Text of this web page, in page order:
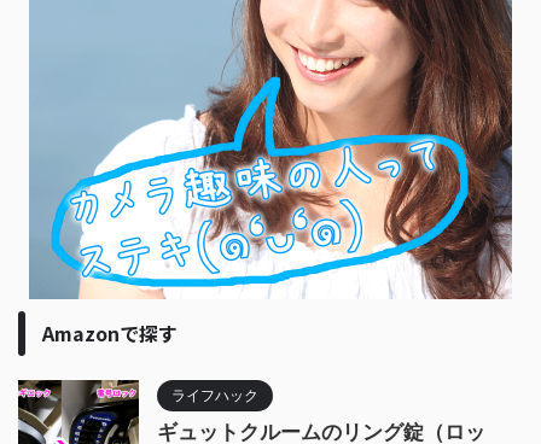
Amazonで探す
ライフハック
ギュットクルームのリング錠（ロッ